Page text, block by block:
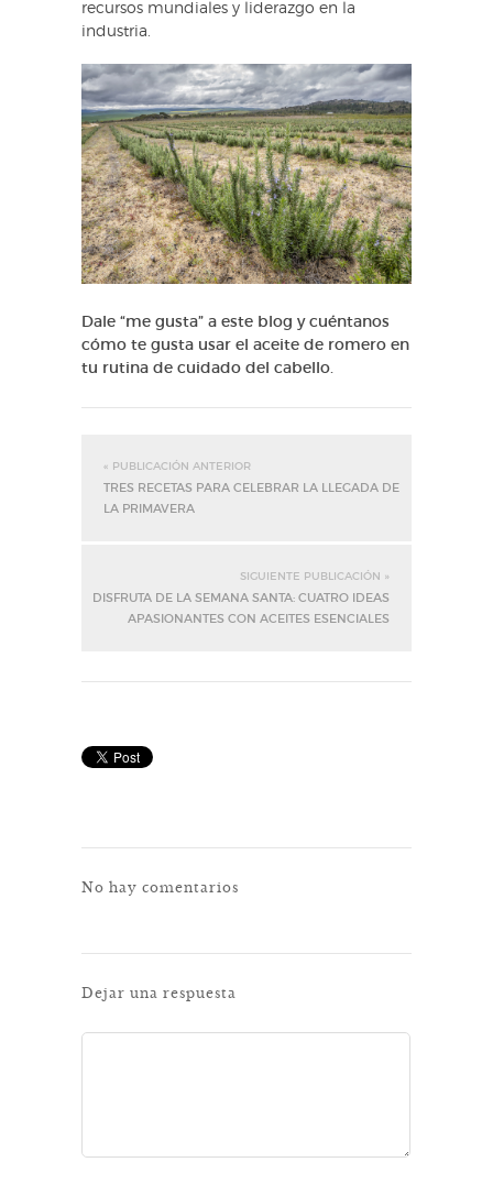
recursos mundiales y liderazgo en la
industria.
Dale “me gusta” a este blog y cuéntanos
cómo te gusta usar el aceite de romero en
tu rutina de cuidado del cabello.
« PUBLICACIÓN ANTERIOR
TRES RECETAS PARA CELEBRAR LA LLEGADA DE
LA PRIMAVERA
SIGUIENTE PUBLICACIÓN »
DISFRUTA DE LA SEMANA SANTA: CUATRO IDEAS
APASIONANTES CON ACEITES ESENCIALES
No hay comentarios
Dejar una respuesta